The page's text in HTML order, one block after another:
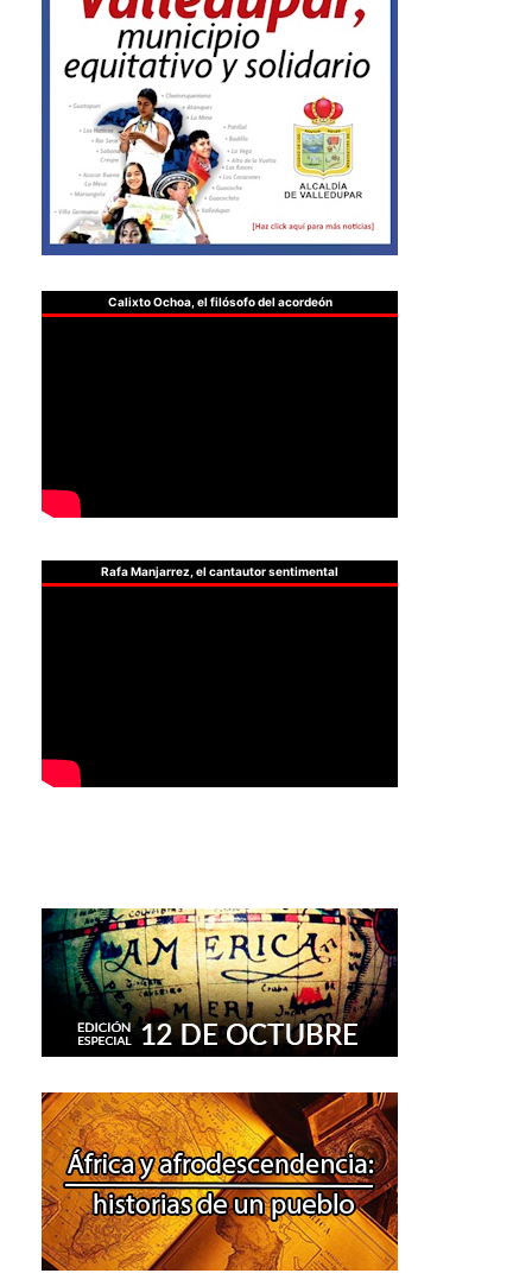
Calixto Ochoa, el filósofo del acordeón
Rafa Manjarrez, el cantautor sentimental